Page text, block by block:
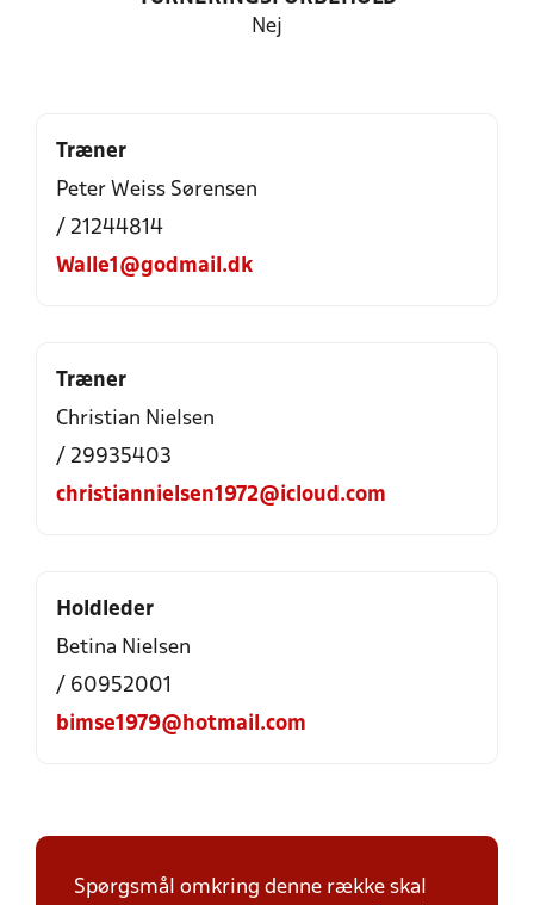
Nej
Træner
Peter Weiss Sørensen
/ 21244814
Walle1@godmail.dk
Træner
Christian Nielsen
/ 29935403
christiannielsen1972@icloud.com
Holdleder
Betina Nielsen
/ 60952001
bimse1979@hotmail.com
Spørgsmål omkring denne række skal